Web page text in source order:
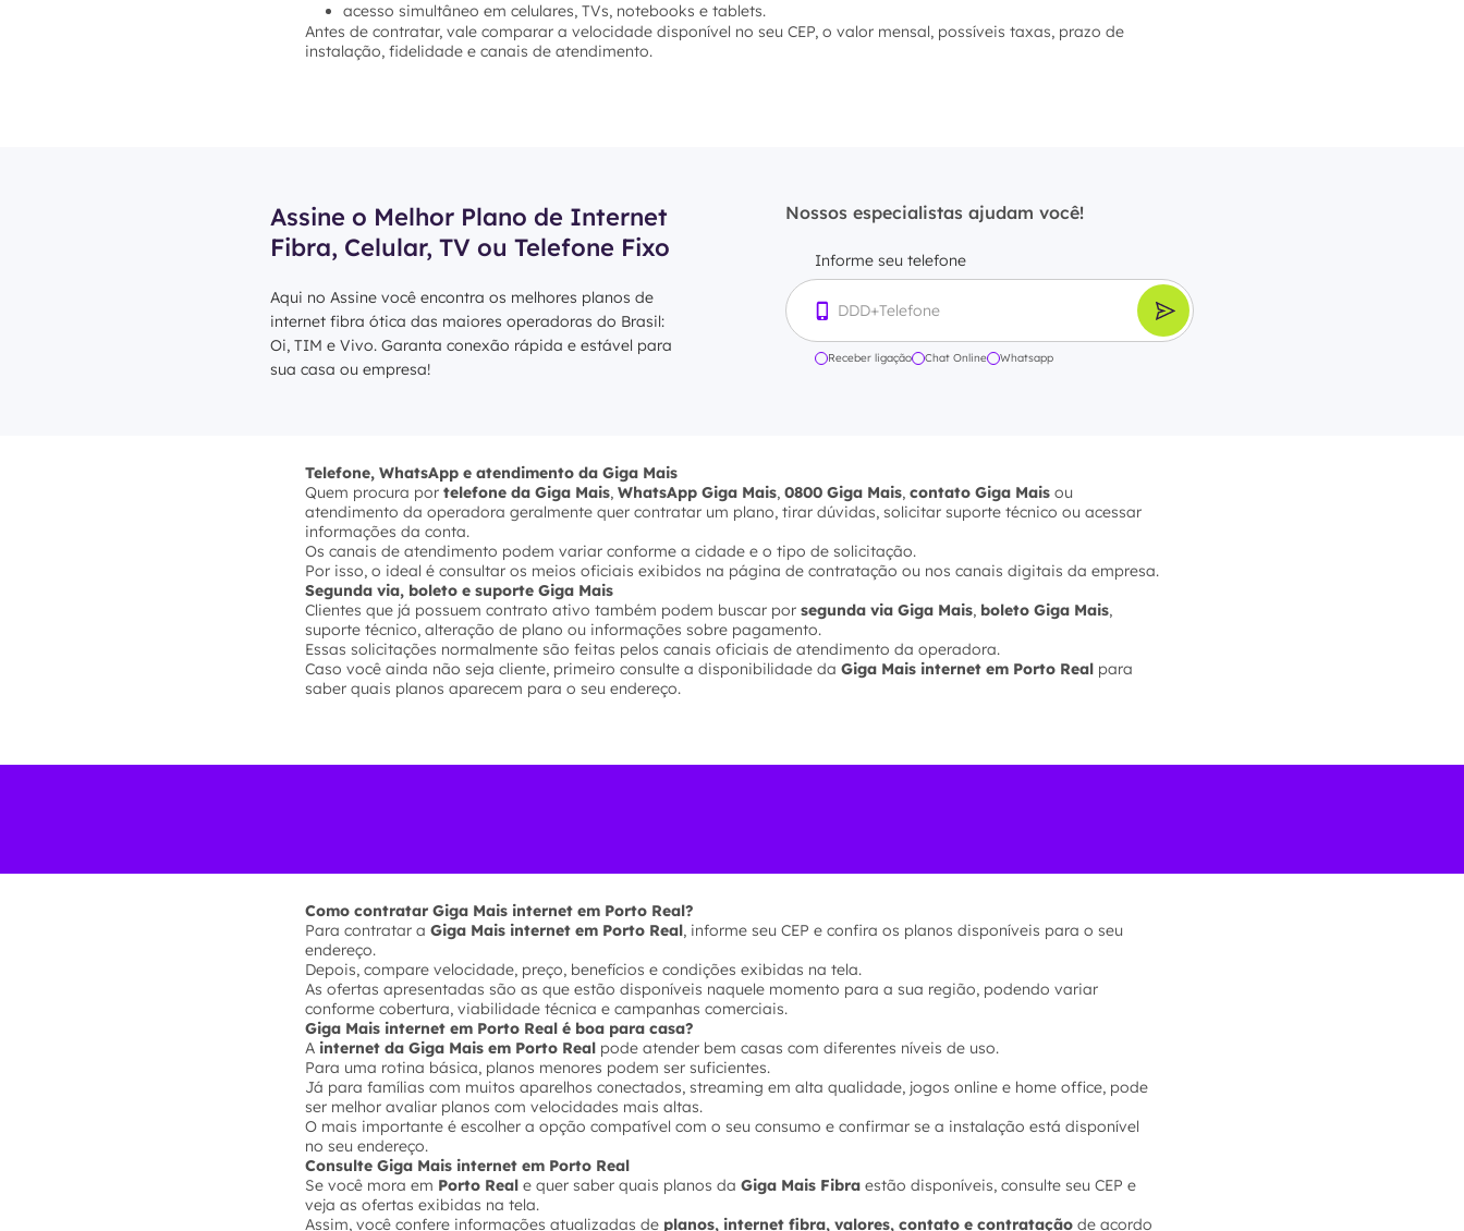
acesso simultâneo em celulares, TVs, notebooks e tablets.
Antes de contratar, vale comparar a velocidade disponível no seu CEP, o valor mensal, possíveis taxas, prazo de
instalação, fidelidade e canais de atendimento.
Assine o Melhor Plano de Internet
Fibra, Celular, TV ou Telefone Fixo
Aqui no Assine você encontra os melhores planos de
internet fibra ótica das maiores operadoras do Brasil:
Oi, TIM e Vivo. Garanta conexão rápida e estável para
sua casa ou empresa!
Nossos especialistas ajudam você!
Informe seu telefone
Receber ligação Chat Online Whatsapp
Telefone, WhatsApp e atendimento da Giga Mais
Quem procura por telefone da Giga Mais, WhatsApp Giga Mais, 0800 Giga Mais, contato Giga Mais ou
atendimento da operadora geralmente quer contratar um plano, tirar dúvidas, solicitar suporte técnico ou acessar
informações da conta.
Os canais de atendimento podem variar conforme a cidade e o tipo de solicitação.
Por isso, o ideal é consultar os meios oficiais exibidos na página de contratação ou nos canais digitais da empresa.
Segunda via, boleto e suporte Giga Mais
Clientes que já possuem contrato ativo também podem buscar por segunda via Giga Mais, boleto Giga Mais,
suporte técnico, alteração de plano ou informações sobre pagamento.
Essas solicitações normalmente são feitas pelos canais oficiais de atendimento da operadora.
Caso você ainda não seja cliente, primeiro consulte a disponibilidade da Giga Mais internet em Porto Real para
saber quais planos aparecem para o seu endereço.
Como contratar Giga Mais internet em Porto Real?
Para contratar a Giga Mais internet em Porto Real, informe seu CEP e confira os planos disponíveis para o seu
endereço.
Depois, compare velocidade, preço, benefícios e condições exibidas na tela.
As ofertas apresentadas são as que estão disponíveis naquele momento para a sua região, podendo variar
conforme cobertura, viabilidade técnica e campanhas comerciais.
Giga Mais internet em Porto Real é boa para casa?
A internet da Giga Mais em Porto Real pode atender bem casas com diferentes níveis de uso.
Para uma rotina básica, planos menores podem ser suficientes.
Já para famílias com muitos aparelhos conectados, streaming em alta qualidade, jogos online e home office, pode
ser melhor avaliar planos com velocidades mais altas.
O mais importante é escolher a opção compatível com o seu consumo e confirmar se a instalação está disponível
no seu endereço.
Consulte Giga Mais internet em Porto Real
Se você mora em Porto Real e quer saber quais planos da Giga Mais Fibra estão disponíveis, consulte seu CEP e
veja as ofertas exibidas na tela.
Assim, você confere informações atualizadas de planos, internet fibra, valores, contato e contratação de acordo